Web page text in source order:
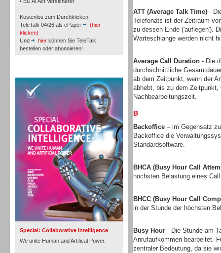
Kostenlos zum Durchklicken:
TeleTalk 04/26 als ePaper
(hier
klicken)
Und
hier können Sie TeleTalk
bestellen oder abonnieren!
Special: Collaborative Intelligence
We unite Human and Artifical Power.
Personal
Inbound
ATT (Average Talk Time) -
Telefonats ist der Zeitraum
zu dessen Ende ('auflegen').
Warteschlange werden nicht
Average Call Duration - Die
durchschnittliche
ab dem Zeitpunkt, wenn der
abhebt, bis zu dem Zeitpunkt,
Nachbearbeitungszeit.
B
Backoffice – im Gegensatz
Backoffice die
Standardsoftware.
BHCA (Busy Hour Call
höchsten Belastung eines
BHCC (Busy Hour Call
in der Stunde der höchsten
Busy Hour - Die Stunde am
Anrufaufkommen bearbeitet.
zentraler Bedeutung, da sie